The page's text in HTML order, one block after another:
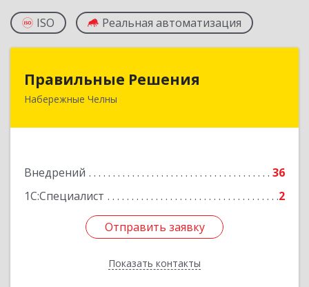
ISO Реальная автоматизация
Правильные Решения
Набережные Челны
Внедрений
36
1С:Специалист
2
Отправить заявку
Показать контакты
423832, Татарстан Респ, Набережные Челны г,
Отправить заявку
Назад